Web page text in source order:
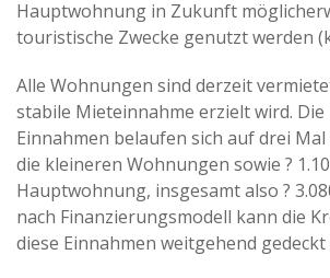
Hauptwohnung in Zukunft
touristische Zwecke genutzt werden
Alle Wohnungen sind derzeit
stabile Mieteinnahme erzielt wird.
Einnahmen belaufen sich auf drei
die kleineren Wohnungen sowie ?
Hauptwohnung, insgesamt also ?
nach Finanzierungsmodell kann die
diese Einnahmen weitgehend gedeckt